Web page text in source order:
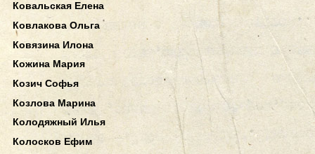
Ковальская Елена
Ковлакова Ольга
Ковязина Илона
Кожина Мария
Козич Софья
Козлова Марина
Колодяжный Илья
Колосков Ефим